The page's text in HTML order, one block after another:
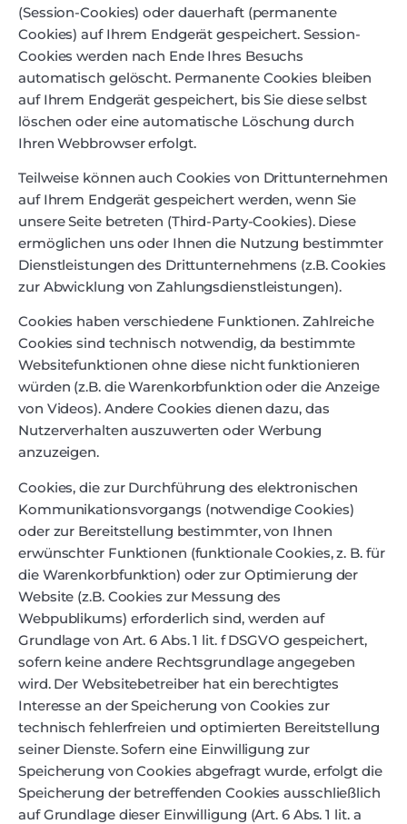
(Session-Cookies) oder dauerhaft (permanente
Cookies) auf Ihrem Endgerät gespeichert. Session-
Cookies werden nach Ende Ihres Besuchs
automatisch gelöscht. Permanente Cookies bleiben
auf Ihrem Endgerät gespeichert, bis Sie diese selbst
löschen oder eine automatische Löschung durch
Ihren Webbrowser erfolgt.
Teilweise können auch Cookies von Drittunternehmen
auf Ihrem Endgerät gespeichert werden, wenn Sie
unsere Seite betreten (Third-Party-Cookies). Diese
ermöglichen uns oder Ihnen die Nutzung bestimmter
Dienstleistungen des Drittunternehmens (z.B. Cookies
zur Abwicklung von Zahlungsdienstleistungen).
Cookies haben verschiedene Funktionen. Zahlreiche
Cookies sind technisch notwendig, da bestimmte
Websitefunktionen ohne diese nicht funktionieren
würden (z.B. die Warenkorbfunktion oder die Anzeige
von Videos). Andere Cookies dienen dazu, das
Nutzerverhalten auszuwerten oder Werbung
anzuzeigen.
Cookies, die zur Durchführung des elektronischen
Kommunikationsvorgangs (notwendige Cookies)
oder zur Bereitstellung bestimmter, von Ihnen
erwünschter Funktionen (funktionale Cookies, z. B. für
die Warenkorbfunktion) oder zur Optimierung der
Website (z.B. Cookies zur Messung des
Webpublikums) erforderlich sind, werden auf
Grundlage von Art. 6 Abs. 1 lit. f DSGVO gespeichert,
sofern keine andere Rechtsgrundlage angegeben
wird. Der Websitebetreiber hat ein berechtigtes
Interesse an der Speicherung von Cookies zur
technisch fehlerfreien und optimierten Bereitstellung
seiner Dienste. Sofern eine Einwilligung zur
Speicherung von Cookies abgefragt wurde, erfolgt die
Speicherung der betreffenden Cookies ausschließlich
auf Grundlage dieser Einwilligung (Art. 6 Abs. 1 lit. a